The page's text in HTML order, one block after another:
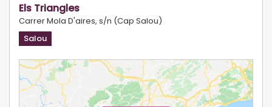
Els Triangles
Carrer Mola D'aires, s/n (Cap Salou)
Salou